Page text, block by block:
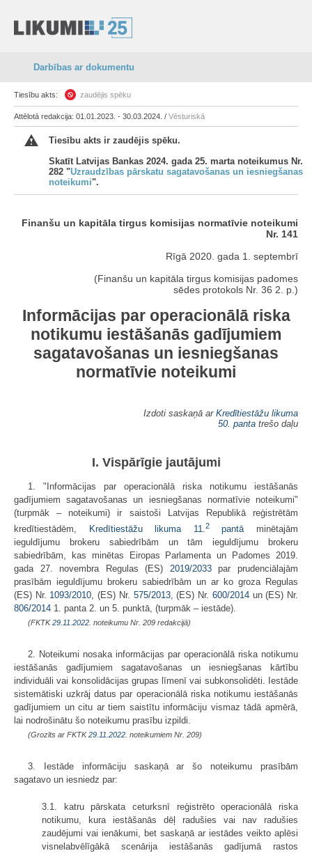
Darbības ar dokumentu
Tiesību akts: zaudējis spēku
Attēlotā redakcija: 01.01.2023. - 30.03.2024. / Vēsturiskā
Tiesību akts ir zaudējis spēku.
Skatīt Latvijas Bankas 2024. gada 25. marta noteikumus Nr.
282 "Uzraudzības pārskatu sagatavošanas un iesniegšanas
noteikumi".
Finanšu un kapitāla tirgus komisijas normatīvie noteikumi
Nr. 141
Rīgā 2020. gada 1. septembrī
(Finanšu un kapitāla tirgus komisijas padomes
sēdes protokols Nr. 36 2. p.)
Informācijas par operacionālā riska
notikumu iestāšanās gadījumiem
sagatavošanas un iesniegšanas
normatīvie noteikumi
Izdoti saskaņā ar Kredītiestāžu likuma
50. panta trešo daļu
I. Vispārīgie jautājumi
1. "Informācijas par operacionālā riska notikumu iestāšanās
gadījumiem sagatavošanas un iesniegšanas normatīvie noteikumi"
(turpmāk – noteikumi) ir saistoši Latvijas Republikā reģistrētām
kredītiestādēm,
Kredītiestāžu likuma 11. 2pantā minētajām
ieguldījumu brokeru sabiedrībām un tām ieguldījumu brokeru
sabiedrībām, kas minētas Eiropas Parlamenta un Padomes 2019.
gada 27. novembra Regulas (ES) 2019/2033par prudenciālajām
prasībām ieguldījumu brokeru sabiedrībām un ar ko groza Regulas
(ES) Nr. 1093/2010 , (ES) Nr. 575/2013, (ES) Nr. 600/2014un (ES) Nr.
806/2014 1. panta 2. un 5. punktā, (turpmāk – iestāde).
(FKTK29.11.2022. noteikumu Nr. 209 redakcijā)
2. Noteikumi nosaka informācijas par operacionālā riska notikumu
iestāšanās gadījumiem sagatavošanas un iesniegšanas kārtību
individuāli vai konsolidācijas grupas līmenī vai subkonsolidēti. Iestāde
sistemātiski uzkrāj datus par operacionālā riska notikumu iestāšanās
gadījumiem un citu ar tiem saistītu informāciju vismaz tādā apmērā,
lai nodrošinātu šo noteikumu prasību izpildi.
(Grozīts ar FKTK29.11.2022. noteikumiem Nr. 209)
3. Iestāde informāciju saskaņā ar šo noteikumu prasībām
sagatavo un iesniedz par:
3.1. katru pārskata ceturksnī reģistrēto operacionālā riska
notikumu, kura iestāšanās dēļ radušies vai nav radušies
zaudējumi vai ienākumi, bet saskaņā ar iestādes veikto aplēsi
visnelabvēlīgākā scenārija iestāšanās gadījumā rastos